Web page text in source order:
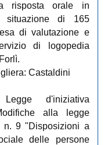
a risposta orale in
situazione di 165
di valutazione e
di logopedia
Castaldini
d'iniziativa
alla legge
n. 9 "Disposizioni a
delle persone